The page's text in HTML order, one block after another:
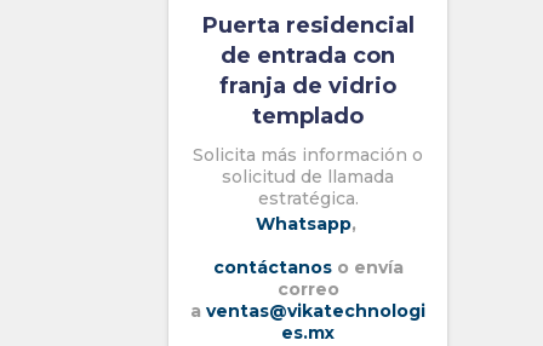
Puerta residencial
de entrada con
franja de vidrio
templado
Solicita más información o
solicitud de llamada
estratégica.
Whatsapp,
contáctanos o envía
correo
a ventas@vikatechnologi
es.mx